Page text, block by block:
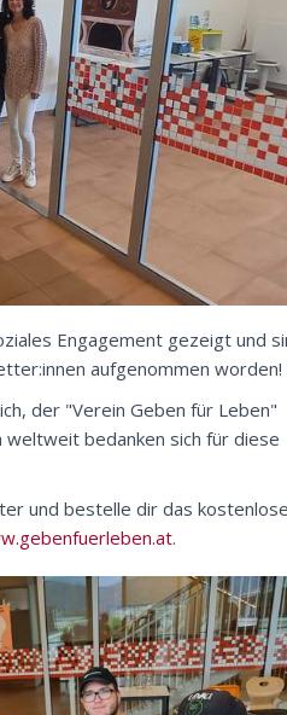
Engagement gezeigt und
aufgenommen worden!
der "Verein Geben für Leben"
weltweit bedanken sich für diese
und bestelle dir das
.